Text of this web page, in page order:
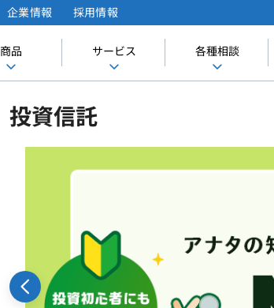
商品 サービス 各種相談
企業情報 採用情報
投資信託